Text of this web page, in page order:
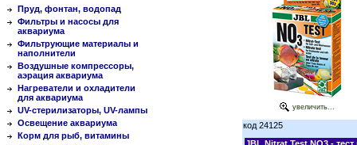
Пруд, фонтан, водопад
Фильтры и насосы для
аквариума
Фильтрующие материалы и
наполнители
Воздушные компрессоры,
аэрация аквариума
Нагреватели и охладители
для аквариума
UV-стерилизаторы, UV-лампы
Освещение аквариума
Корм для рыб, витамины
увеличить...
код 24125